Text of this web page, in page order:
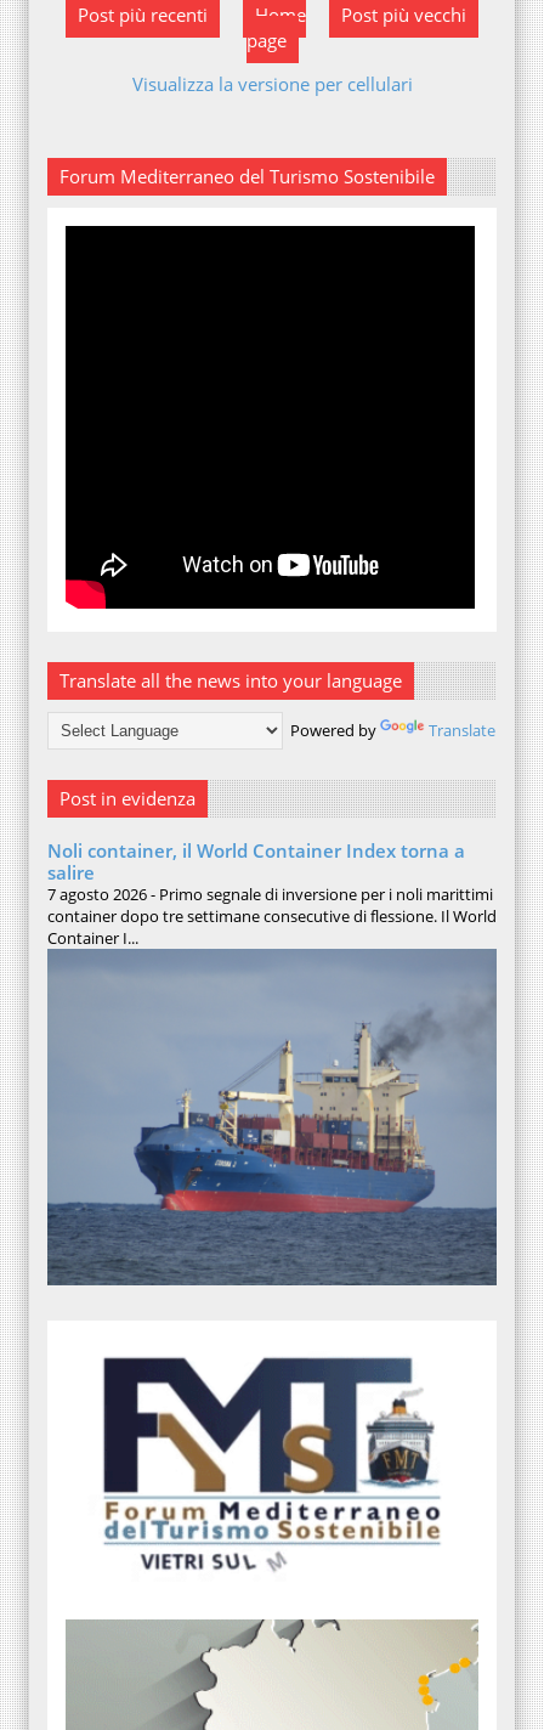
Post più recenti Post più vecchi
Home
page
Visualizza la versione per cellulari
Forum Mediterraneo del Turismo Sostenibile
Translate all the news into your language
Powered by Translate
Post in evidenza
Noli container, il World Container Index torna a
salire
7 agosto 2026 - Primo segnale di inversione per i noli marittimi
container dopo tre settimane consecutive di flessione. Il World
Container I...